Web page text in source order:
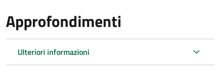
Approfondimenti
Ulteriori informazioni